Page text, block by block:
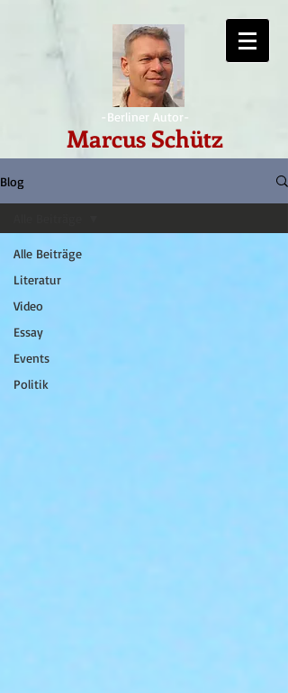
-Berliner Autor-
Marcus Schütz
Blog
Alle Beiträge
Literatur
Video
Essay
Events
Politik